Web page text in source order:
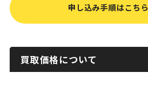
申し込み手順はこちら
買取価格について